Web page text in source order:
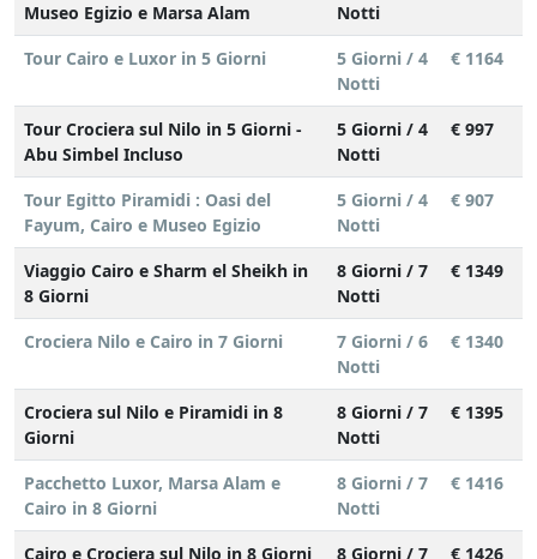
Museo Egizio e Marsa Alam
Notti
Tour Cairo e Luxor in 5 Giorni
5 Giorni / 4
Notti
€ 1164
Tour Crociera sul Nilo in 5 Giorni -
Abu Simbel Incluso
5 Giorni / 4
Notti
€ 997
Tour Egitto Piramidi : Oasi del
Fayum, Cairo e Museo Egizio
5 Giorni / 4
Notti
€ 907
Viaggio Cairo e Sharm el Sheikh in
8 Giorni
8 Giorni / 7
Notti
€ 1349
Crociera Nilo e Cairo in 7 Giorni
7 Giorni / 6
Notti
€ 1340
Crociera sul Nilo e Piramidi in 8
Giorni
8 Giorni / 7
Notti
€ 1395
Pacchetto Luxor, Marsa Alam e
Cairo in 8 Giorni
8 Giorni / 7
Notti
€ 1416
Cairo e Crociera sul Nilo in 8 Giorni
8 Giorni / 7
€ 1426